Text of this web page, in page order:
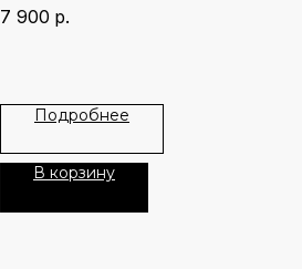
7 900 р.
Подробнее
В корзину